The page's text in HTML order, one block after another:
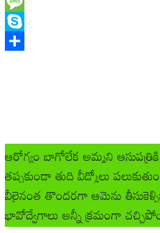
Message
Skype
ఆరోగ్యం బాగోలేక అమ్మని
తప్పకుండా తుది వీడ్కోలు
వీలైనంత తొందరగా ఆమెను
భావోద్వేగాలు అన్నీ క్రమంగా